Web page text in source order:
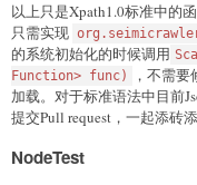
以上只是Xpath1.0标准中的
只需实现
的系统初始化的时候调用
Function> func)
，不需
加载。对于标准语法中目前
提交Pull request，一起添砖添
NodeTest